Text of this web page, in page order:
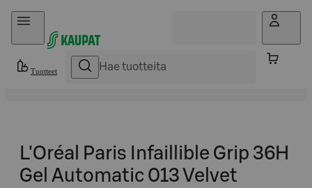
Hyppää sisältöön
Tuotteet
L'Oréal Paris Infaillible Grip 36H
Gel Automatic 013 Velvet